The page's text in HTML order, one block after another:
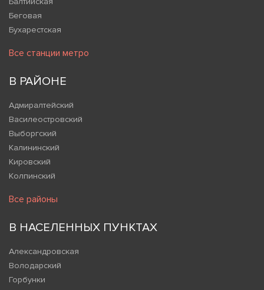
Беговая
Бухарестская
Все станции метро
В РАЙОНЕ
Адмиралтейский
Василеостровский
Выборгский
Калининский
Кировский
Колпинский
Все районы
В НАСЕЛЕННЫХ ПУНКТАХ
Александровская
Володарский
Горбунки